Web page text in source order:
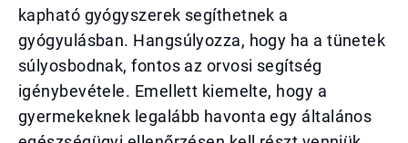
kapható gyógyszerek segíthetnek a
gyógyulásban. Hangsúlyozza, hogy ha a tünetek
súlyosbodnak, fontos az orvosi segítség
igénybevétele. Emellett kiemelte, hogy a
gyermekeknek legalább havonta egy általános